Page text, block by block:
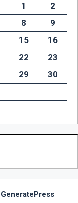
1
2
8
9
15
16
22
23
29
30
GeneratePress